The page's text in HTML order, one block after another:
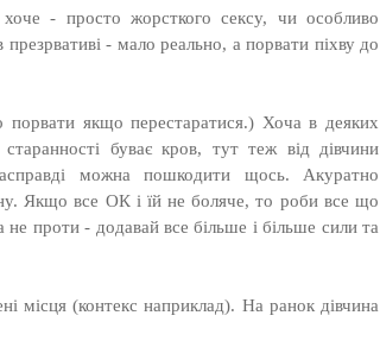
- просто жорсткого сексу, чи особливо
- мало реально, а порвати піхву до
якщо перестаратися.) Хоча в деяких
буває кров, тут теж від дівчини
можна пошкодити щось. Акуратно
Якщо все ОК і їй не боляче, то роби все що
проти - додавай все більше і більше сили та
місця (контекс наприклад). На ранок дівчина